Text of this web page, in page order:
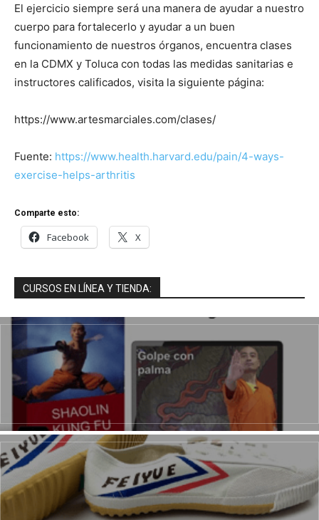
El ejercicio siempre será una manera de ayudar a nuestro
cuerpo para fortalecerlo y ayudar a un buen
funcionamiento de nuestros órganos, encuentra clases
en la CDMX y Toluca con todas las medidas sanitarias e
instructores calificados, visita la siguiente página:
https://www.artesmarciales.com/clases/
Fuente: https://www.health.harvard.edu/pain/4-ways-
exercise-helps-arthritis
Comparte esto:
Facebook X
CURSOS EN LÍNEA Y TIENDA: